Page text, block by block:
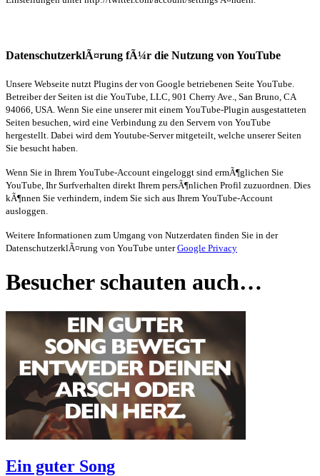
DatenschutzerklÃ¤rung fÃ¼r die Nutzung von YouTube
Unsere Webseite nutzt Plugins der von Google betriebenen Seite YouTube.
Betreiber der Seiten ist die YouTube, LLC, 901 Cherry Ave., San Bruno, CA
94066, USA. Wenn Sie eine unserer mit einem YouTube-Plugin ausgestatteten
Seiten besuchen, wird eine Verbindung zu den Servern von YouTube
hergestellt. Dabei wird dem Youtube-Server mitgeteilt, welche unserer Seiten
Sie besucht haben.
Wenn Sie in Ihrem YouTube-Account eingeloggt sind ermÃ¶glichen Sie
YouTube, Ihr Surfverhalten direkt Ihrem persÃ¶nlichen Profil zuzuordnen. Dies
kÃ¶nnen Sie verhindern, indem Sie sich aus Ihrem YouTube-Account
ausloggen.
Weitere Informationen zum Umgang von Nutzerdaten finden Sie in der
DatenschutzerklÃ¤rung von YouTube unterGoogle Privacy
Besucher schauten auch…
Ein guter Song